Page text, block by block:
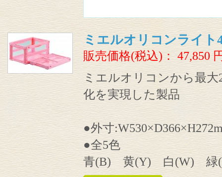
ミエルオリコンライト
販売価格(税込)：47,850
ミエルオリコンから最大
化を実現した製品
●外寸
●全5色
青(B) 黄(Y) 白(W) 緑